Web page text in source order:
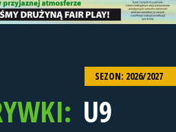
SEZON: 2026/2027
U9